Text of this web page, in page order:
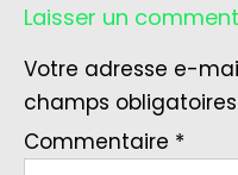
Laisser un
Votre adresse e-
champs
Commentaire *